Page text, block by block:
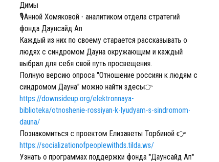
Димы
🎙Анной Хомяковой - аналитиком отдела стратегий
фонда Даунсайд Ап
Каждый из них по своему старается рассказывать о
людях с синдромом Дауна окружающим и каждый
выбрал для себя свой путь просвещения.
Полную версию опроса "Отношение россиян к людям с
синдромом Дауна" можно найти здесь👉
https://downsideup.org/elektronnaya-
biblioteka/otnoshenie-rossiyan-k-lyudyam-s-sindromom-
dauna/
Познакомиться с проектом Елизаветы Торбиной 👉
https://socializationofpeoplewithds.tilda.ws/
Узнать о программах поддержки фонда "Даунсайд Ап"